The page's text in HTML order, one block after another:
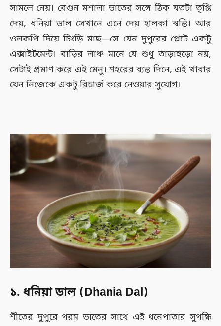
সামলে নেয়। বেগুন মশালা ভাতের সঙ্গে ঠিক যতটা তৃপ্তি
দেয়, ধনিয়া ডাল সেখানে এনে দেয় হালকা স্বস্তি। আর
ওলকপি দিয়ে চিংড়ি মাছ—সে যেন দুপুরের প্লেটে একটু
এক্সাইটমেন্ট। বাড়ির লাঞ্চ মানে যে শুধু তাড়াহুড়ো নয়,
সেটাই প্রমাণ করে এই মেনু। শহরের ব্যস্ত দিনে, এই খাবার
যেন নিজেকে একটু রিচার্জ করে নেওয়ার সুযোগ।
১. ধনিয়া ডাল (Dhania Dal)
শীতের দুপুরে গরম ভাতের সাথে এই ধনেপাতার সুগন্ধি